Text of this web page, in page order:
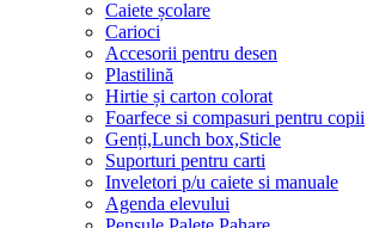
Caiete școlare
Carioci
Accesorii pentru desen
Plastilină
Hirtie și carton colorat
Foarfece si compasuri pentru copii
Genți,Lunch box,Sticle
Suporturi pentru carti
Inveletori p/u caiete si manuale
Agenda elevului